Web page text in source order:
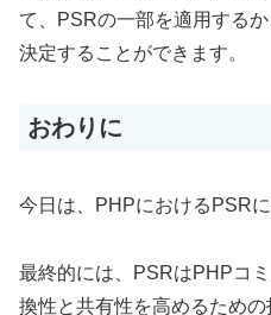
て、PSRの一部を適用する
決定することができます。
おわりに
今日は、PHPにおけるPSR
最終的には、PSRはPHPコ
換性と共有性を高めるため